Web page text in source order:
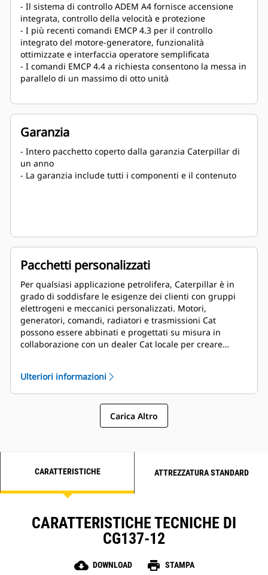
- Il sistema di controllo ADEM A4 fornisce accensione
integrata, controllo della velocità e protezione
- I più recenti comandi EMCP 4.3 per il controllo
integrato del motore-generatore, funzionalità
ottimizzate e interfaccia operatore semplificata
- I comandi EMCP 4.4 a richiesta consentono la messa in
parallelo di un massimo di otto unità
Garanzia
- Intero pacchetto coperto dalla garanzia Caterpillar di
un anno
- La garanzia include tutti i componenti e il contenuto
Pacchetti personalizzati
Per qualsiasi applicazione petrolifera, Caterpillar è in
grado di soddisfare le esigenze dei clienti con gruppi
elettrogeni e meccanici personalizzati. Motori,
generatori, comandi, radiatori e trasmissioni Cat
possono essere abbinati e progettati su misura in
collaborazione con un dealer Cat locale per creare
di un anno dalla messa in funzione.
Ulteriori informazioni
Carica Altro
CARATTERISTICHE ATTREZZATURA STANDARD
CARATTERISTICHE TECNICHE DI
CG137-12
cloud_download DOWNLOAD print STAMPA